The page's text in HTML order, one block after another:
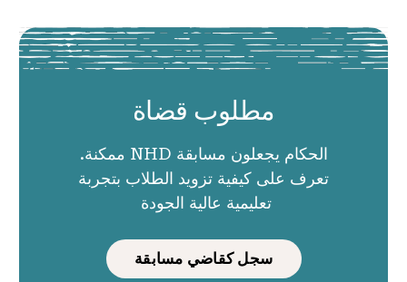
مطلوب قضاة
الحكام يجعلون مسابقة NHD ممكنة.
تعرف على كيفية تزويد الطلاب بتجربة
تعليمية عالية الجودة
سجل كقاضي مسابقة